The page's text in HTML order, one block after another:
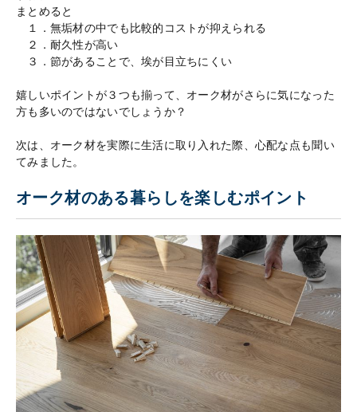
まとめると
１．無垢材の中でも比較的コストが抑えられる
２．耐久性が高い
３．節があることで、埃が目立ちにくい
嬉しいポイントが３つも揃って、オーク材がさらに気になった
方も多いのではないでしょうか？
次は、オーク材を実際に生活に取り入れた際、心配な点も聞い
てみました。
オーク材のある暮らしを楽しむポイント